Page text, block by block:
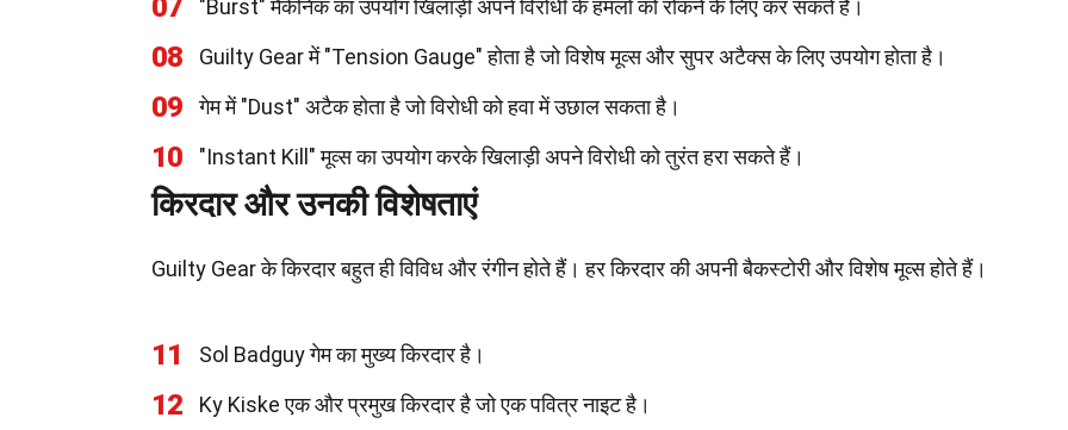
07 "Burst" मैकेनिक का उपयोग खिलाड़ी अपने विरोधी के हमलों को रोकने के लिए कर सकते हैं।
08 Guilty Gear में "Tension Gauge" होता है जो विशेष मूव्स और सुपर अटैक्स के लिए उपयोग होता है।
09 गेम में "Dust" अटैक होता है जो विरोधी को हवा में उछाल सकता है।
10 "Instant Kill" मूव्स का उपयोग करके खिलाड़ी अपने विरोधी को तुरंत हरा सकते हैं।
किरदार और उनकी विशेषताएं
Guilty Gear के किरदार बहुत ही विविध और रंगीन होते हैं। हर किरदार की अपनी बैकस्टोरी और विशेष मूव्स होते हैं।
11 Sol Badguy गेम का मुख्य किरदार है।
12 Ky Kiske एक और प्रमुख किरदार है जो एक पवित्र नाइट है।